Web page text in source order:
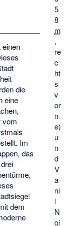
5
8
m
,
re
c
ht
s
v
or
n
e)
u
n
d
V
a
ni
l
N
oi
einen
die
eine
vom
Im
das
dem